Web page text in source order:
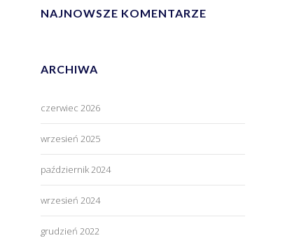
NAJNOWSZE KOMENTARZE
ARCHIWA
czerwiec 2026
wrzesień 2025
październik 2024
wrzesień 2024
grudzień 2022